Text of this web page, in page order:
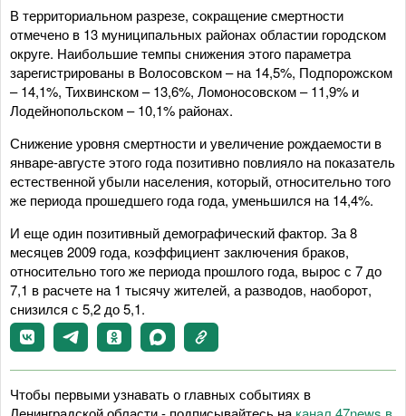
В территориальном разрезе, сокращение смертности
отмечено в 13 муниципальных районах областии городском
округе. Наибольшие темпы снижения этого параметра
зарегистрированы в Волосовском – на 14,5%, Подпорожском
– 14,1%, Тихвинском – 13,6%, Ломоносовском – 11,9% и
Лодейнопольском – 10,1% районах.
Снижение уровня смертности и увеличение рождаемости в
январе-августе этого года позитивно повлияло на показатель
естественной убыли населения, который, относительно того
же периода прошедшего года года, уменьшился на 14,4%.
И еще один позитивный демографический фактор. За 8
месяцев 2009 года, коэффициент заключения браков,
относительно того же периода прошлого года, вырос с 7 до
7,1 в расчете на 1 тысячу жителей, а разводов, наоборот,
снизился с 5,2 до 5,1.
Чтобы первыми узнавать о главных событиях в